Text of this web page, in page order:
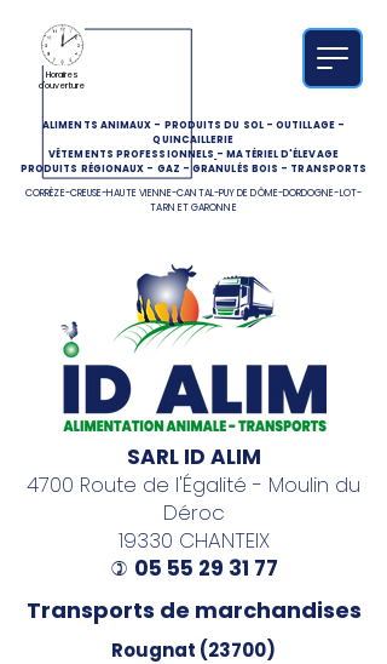
ALIMENTS ANIMAUX - PRODUITS DU SOL-OUTILLAGE-
QUINCAILLERIE
VÊTEMENTS PROFESSIONNELS -MATÉRIEL D'ÉLEVAGE
PRODUITS RÉGIONAUX - GAZ -GRANULÉS BOIS - TRANSPORTS
CORRÈZE-CREUSE-HAUTE VIENNE-CANTAL-PUY DE DÔME-DORDOGNE-LOT-
TARN ET GARONNE
Horaires
d'ouverture
SARL ID ALIM
4700 Route de l'Égalité - Moulin du
Déroc
19330 CHANTEIX
) 05 55 29 31 77
Transports de marchandises
Rougnat (23700)